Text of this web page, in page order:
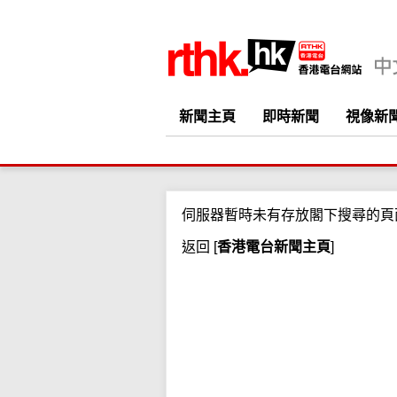
新聞主頁 即時新聞 視像新
伺服器暫時未有存放閣下搜尋的頁
返回 [香港電台新聞主頁]